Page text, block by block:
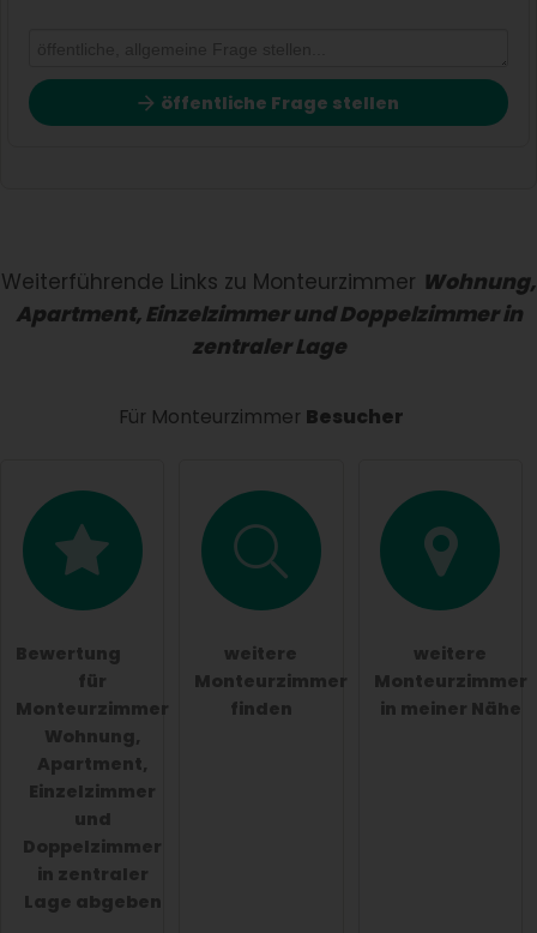
öffentliche Frage stellen
E-Mail-Adresse (wird nicht veröffentlicht)
Hiermit akzeptiere ich die AGB
Die Datenschutzerklärunghabe ich zur Kenntnis
genommen.
Hinweis:Bitte beachten Sie, öffentliche Fragen sind
für alle Besucher sichtbar.
Klicken Sie hier um eine
Monteurzimmer-Eintrag zu stellen
Weiterführende Links zu Monteurzimmer Wohnung,
Apartment, Einzelzimmer und Doppelzimmer in
zentraler Lage
Für Monteurzimmer Besucher
Bewertung
für
Monteurzimmer
Wohnung,
Apartment,
Einzelzimmer
und
Doppelzimmer
in zentraler
Lage abgeben
weitere
Monteurzimmer
finden
weitere
Monteurzimmer
in meiner Nähe